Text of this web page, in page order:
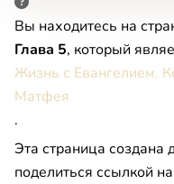
Вы находитесь на
Глава 5, который
Жизнь с Евангелием.
Матфея
.
Эта страница создана
поделиться ссылкой